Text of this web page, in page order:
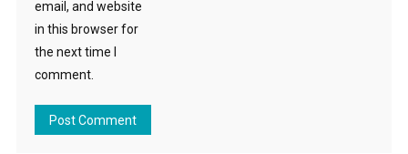
email, and website
in this browser for
the next time I
comment.